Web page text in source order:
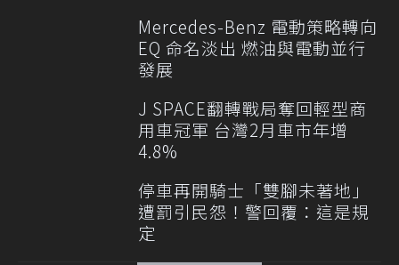
Mercedes-Benz 電動策略轉向
EQ 命名淡出 燃油與電動並行
發展
J SPACE翻轉戰局奪回輕型商
用車冠軍 台灣2月車市年增
4.8%
停車再開騎士「雙腳未著地」
遭罰引民怨！警回覆：這是規
定